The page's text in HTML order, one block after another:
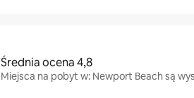
Średnia ocena 4,8
Miejsca na pobyt w: Newport Beach są